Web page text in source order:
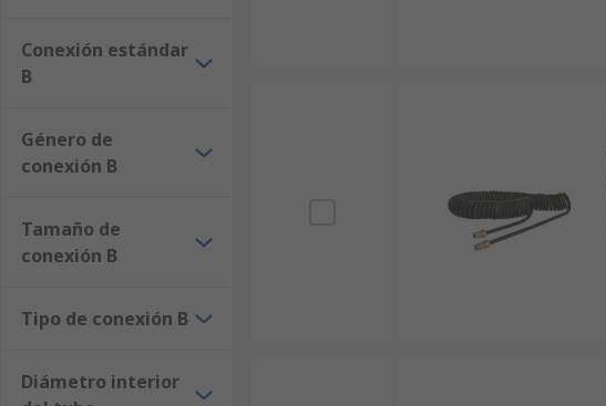
Conexión estándar
B
Género de
conexión B
Tamaño de
conexión B
Tipo de conexión B
Diámetro interior